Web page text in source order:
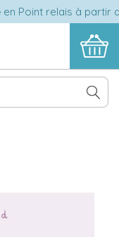
Point relais à partir